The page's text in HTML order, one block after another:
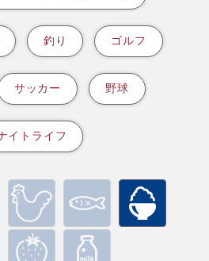
釣り ゴルフ
サッカー 野球
イトライフ
海鮮
乳製品